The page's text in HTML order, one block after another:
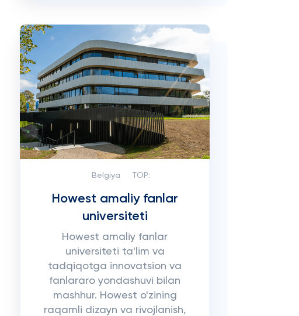
Belgiya TOP:
Howest amaliy fanlar
universiteti
Howest amaliy fanlar
universiteti ta'lim va
tadqiqotga innovatsion va
fanlararo yondashuvi bilan
mashhur. Howest o'zining
raqamli dizayn va rivojlanish,